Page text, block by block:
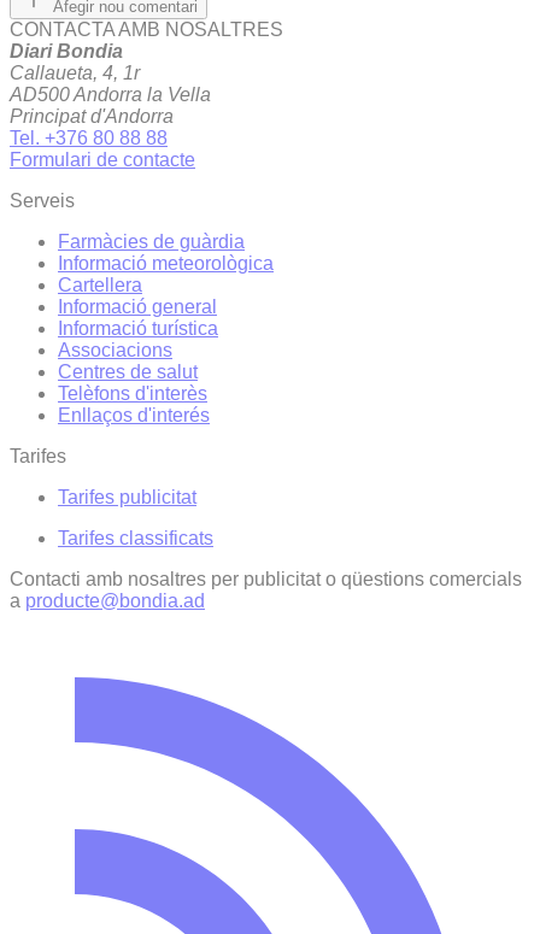
Afegir nou comentari
CONTACTA AMB NOSALTRES
Diari Bondia
Callaueta, 4, 1r
AD500 Andorra la Vella
Principat d'Andorra
Tel. +376 80 88 88
Formulari de contacte
Serveis
Farmàcies de guàrdia
Informació meteorològica
Cartellera
Informació general
Informació turística
Associacions
Centres de salut
Telèfons d'interès
Enllaços d'interés
Tarifes
Tarifes publicitat
Tarifes classificats
Contacti amb nosaltres per publicitat o qüestions comercials
a producte@bondia.ad